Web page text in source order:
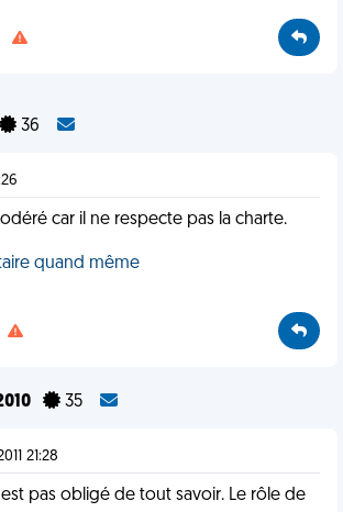
36
car il ne respecte pas la charte.
quand même
35
21:28
pas obligé de tout savoir. Le rôle de